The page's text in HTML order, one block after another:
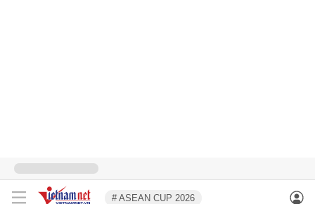
# ASEAN CUP 2026